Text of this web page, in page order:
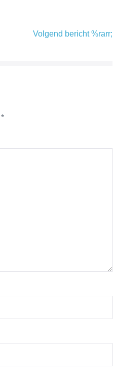
Volgend bericht %rarr;
*